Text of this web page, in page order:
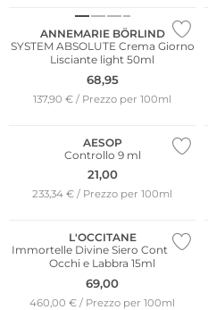
ANNEMARIE BÖRLIND
SYSTEM ABSOLUTE Crema Giorno
Lisciante light 50ml
68,95
137,90 € / Prezzo per 100ml
AESOP
Controllo 9 ml
21,00
233,34 € / Prezzo per 100ml
L'OCCITANE
Immortelle Divine Siero Contorno
Occhi e Labbra 15ml
69,00
460,00 € / Prezzo per 100ml